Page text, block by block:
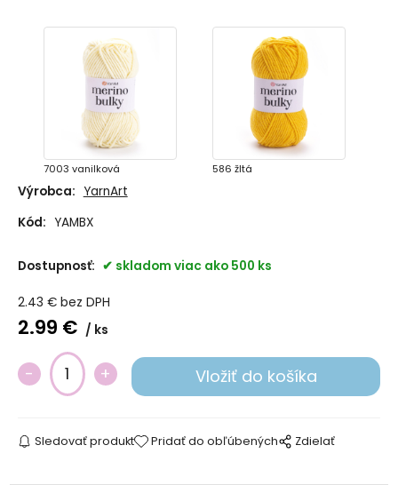
7003 vanilková 586 žltá
Výrobca: YarnArt
Kód: YAMBX
Dostupnosť: skladom viac ako 500 ks
2.43 € bez DPH
2.99 € ks
Sledovať produkt Pridať do obľúbených Zdielať